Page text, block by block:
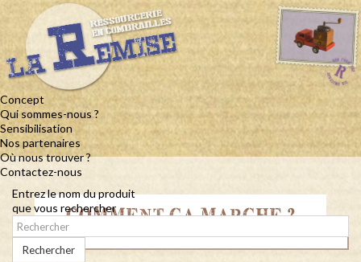
Concept
Qui sommes-nous ?
Sensibilisation
Nos partenaires
Où nous trouver ?
Contactez-nous
Entrez le nom du produit
que vous rechercher
Rechercher
COMMENT ÇA MARCHE ?